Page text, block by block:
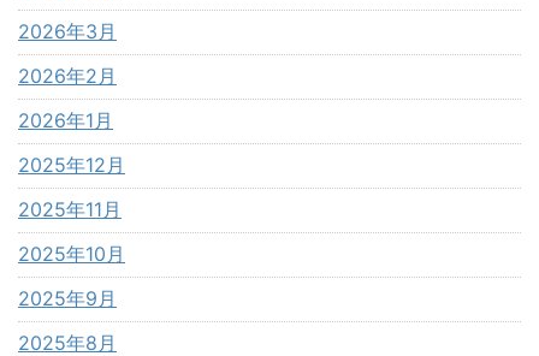
2026年3月
2026年2月
2026年1月
2025年12月
2025年11月
2025年10月
2025年9月
2025年8月